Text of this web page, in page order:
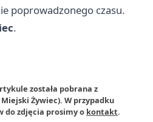
poprowadzonego czasu.
.
została pobrana z
Żywiec). W przypadku
do zdjęcia prosimy o kontakt.